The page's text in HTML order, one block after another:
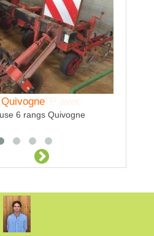
6 rangs Quivogne
Benne TP avec